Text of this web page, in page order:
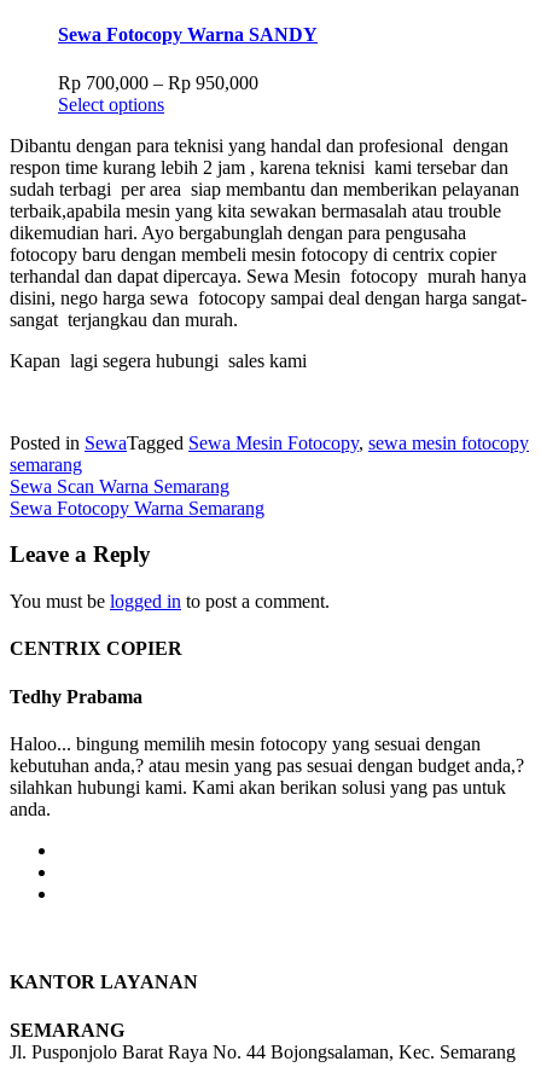
options
may
chosen
on
the
product
page
Sewa Fotocopy Warna SANDY
Rp 700,000 – Rp 950,000Price
through
Rp 950,000
Select optionsThis
has
multiple
variants.
The
options
may
be
chosen
on
product
Dibantu dengan para teknisi yang handal dan profesional dengan
respon time kurang lebih 2 jam , karena teknisi kami tersebar dan
sudah terbagi per area siap membantu dan memberikan pelayanan
terbaik,apabila mesin yang kita sewakan bermasalah atau trouble
dikemudian hari. Ayo bergabunglah dengan para pengusaha
fotocopy baru dengan membeli mesin fotocopy di centrix copier
terhandal dan dapat dipercaya. Sewa Mesin fotocopy murah hanya
disini, nego harga sewa fotocopy sampai deal dengan harga sangat-
sangat terjangkau dan murah.
Kapan lagi segera hubungi sales kami
Posted in SewaTagged Sewa Mesin Fotocopy, sewa mesin fotocopy
semarang
Post
navigation
Sewa Scan Warna Semarang
Sewa Fotocopy Warna Semarang
Leave a Reply
You must be logged in to post a comment.
CENTRIX COPIER
Tedhy Prabama
Haloo... bingung memilih mesin fotocopy yang sesuai dengan
kebutuhan anda,? atau mesin yang pas sesuai dengan budget anda,?
silahkan hubungi kami. Kami akan berikan solusi yang pas untuk
anda.
KANTOR LAYANAN
SEMARANG
Jl. Pusponjolo Barat Raya No. 44 Bojongsalaman, Kec. Semarang